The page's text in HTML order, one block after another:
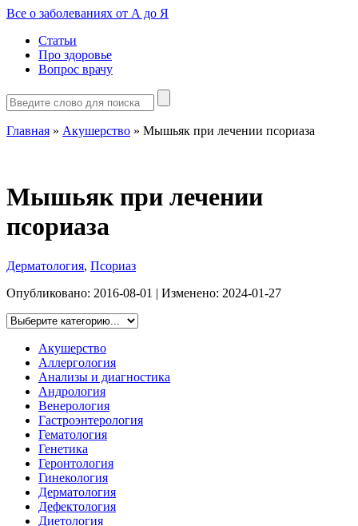
Все о заболеваниях от А до Я
Статьи
Про здоровье
Вопрос врачу
Главная » Акушерство » Мышьяк при лечении псориаза
Мышьяк при лечении
псориаза
Дерматология, Псориаз
Опубликовано: 2016-08-01 | Изменено: 2024-01-27
Акушерство
Аллергология
Анализы и диагностика
Андрология
Венерология
Гастроэнтерология
Гематология
Генетика
Геронтология
Гинекология
Дерматология
Дефектология
Диетология